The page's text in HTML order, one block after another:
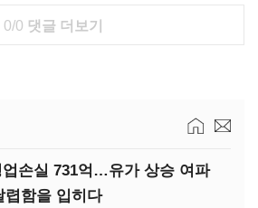
0/0 댓글 더보기
손실 731억…유가 상승 여파
렵함을 입히다